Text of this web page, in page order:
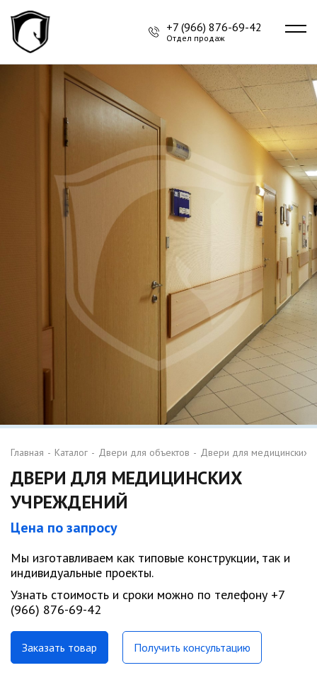
+7 (966) 876-69-42
Отдел продаж
Главная - Каталог - Двери для объектов - Двери для медицинских
ДВЕРИ ДЛЯ МЕДИЦИНСКИХ
УЧРЕЖДЕНИЙ
Цена по запросу
Мы изготавливаем как типовые конструкции, так и
индивидуальные проекты.
Узнать стоимость и сроки можно по телефону +7
(966) 876-69-42
Заказать товар Получить консультацию